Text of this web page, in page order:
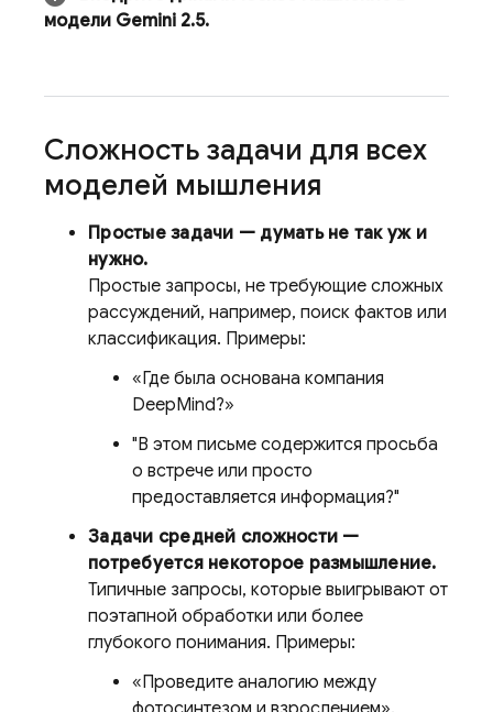
модели Gemini 2.5.
Сложность задачи для всех
моделей мышления
Простые задачи — думать не так уж и
нужно.
Простые запросы, не требующие сложных
рассуждений, например, поиск фактов или
классификация. Примеры:
«Где была основана компания
DeepMind?»
"В этом письме содержится просьба
о встрече или просто
предоставляется информация?"
Задачи средней сложности —
потребуется некоторое размышление.
Типичные запросы, которые выигрывают от
поэтапной обработки или более
глубокого понимания. Примеры:
«Проведите аналогию между